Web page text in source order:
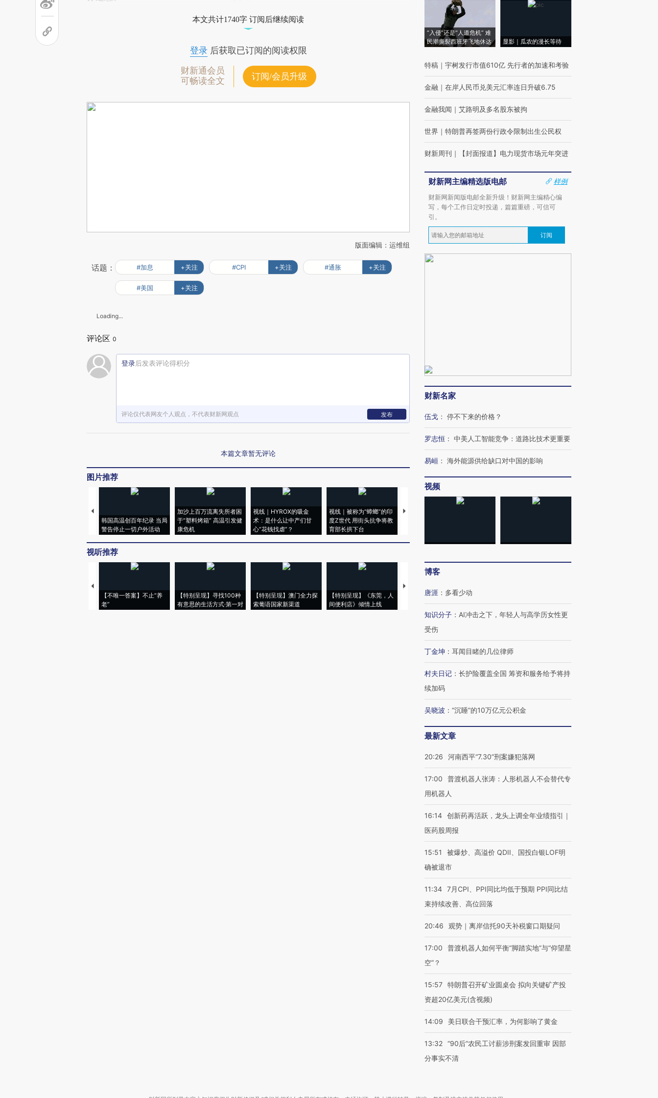
本文共计1740字 订阅后继续阅读
登录后获取已订阅的阅读权限
财新通会员
可畅读全文
订阅/会员升级
版面编辑：运维组
话题： #加息 +关注 #CPI +关注 #通胀 +关注
#美国 +关注
Loading...
评论区 0
登录后发表评论得积分
评论仅代表网友个人观点，不代表财新网观点 发布
本篇文章暂无评论
图片推荐
韩国高温创百年纪录 当局
警告停止一切户外活动
加沙上百万流离失所者困
于“塑料烤箱” 高温引发健
康危机
视线｜HYROX的吸金
术：是什么让中产们甘
心“花钱找虐”？
视线｜被称为“蟑螂”的印
度Z世代 用街头抗争将教
育部长拱下台
视线｜“入侵”还是“人道危
视听推荐
【不唯一答案】不止“养
老”
【特别呈现】寻找100种
有意思的生活方式·第一对
【特别呈现】澳门全力探
索葡语国家新渠道
【特别呈现】《东莞，人
间便利店》倾情上线
【推广】走进第四届链博
会，让数智科技“链”接产
有意思的生活方式·第三对
住三大增长引擎是什么？
“入侵”还是“人道危机” 难
民潮撕裂西班牙飞地休达
显影｜瓜农的漫长等待
特稿 ｜ 宇树发行市值610亿 先行者的加速和考验
金融 ｜ 在岸人民币兑美元汇率连日升破6.75
金融我闻 ｜ 艾路明及多名股东被拘
世界 ｜ 特朗普再签两份行政令限制出生公民权
财新周刊 ｜ 【封面报道】电力现货市场元年突进
财新网主编精选版电邮
样例
财新网新闻版电邮全新升级！财新网主编精心编
写，每个工作日定时投递，篇篇重磅，可信可
引。
订阅
财新名家
伍戈 ： 停不下来的价格？
罗志恒 ： 中美人工智能竞争：道路比技术更重要
易峘 ： 海外能源供给缺口对中国的影响
视频
博客
唐涯 ： 多看少动
知识分子 ： AI冲击之下，年轻人与高学历女性更
受伤
丁金坤 ： 耳闻目睹的几位律师
村夫日记 ： 长护险覆盖全国 筹资和服务给予将持
续加码
吴晓波 ： “沉睡”的10万亿元公积金
最新文章
20:26 河南西平“7.30”刑案嫌犯落网
17:00
普渡机器人张涛：人形机器人不会替代专
用机器人
16:14 创新药再活跃，龙头上调全年业绩指引｜
医药股周报
15:51
被爆炒、高溢价 QDII、国投白银LOF明
确被退市
11:34 7月CPI、PPI同比均低于预期 PPI同比结
束持续改善、高位回落
20:46 观势｜离岸信托90天补税窗口期疑问
17:00
普渡机器人如何平衡“脚踏实地”与“仰望星
空”？
15:57 特朗普召开矿业圆桌会 拟向关键矿产投
资超20亿美元(含视频)
14:09 美日联合干预汇率，为何影响了黄金
13:32 “90后”农民工讨薪涉刑案发回重审 因部
分事实不清